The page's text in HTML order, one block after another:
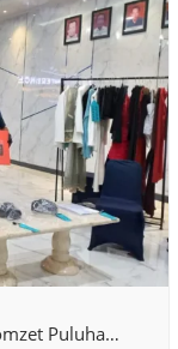
Puluha…